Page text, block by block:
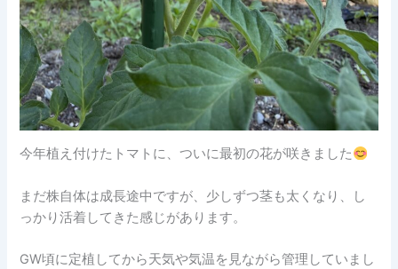
今年植え付けたトマトに、ついに最初の花が咲きました
まだ株自体は成長途中ですが、少しずつ茎も太くなり、し
っかり活着してきた感じがあります。
GW頃に定植してから天気や気温を見ながら管理していまし